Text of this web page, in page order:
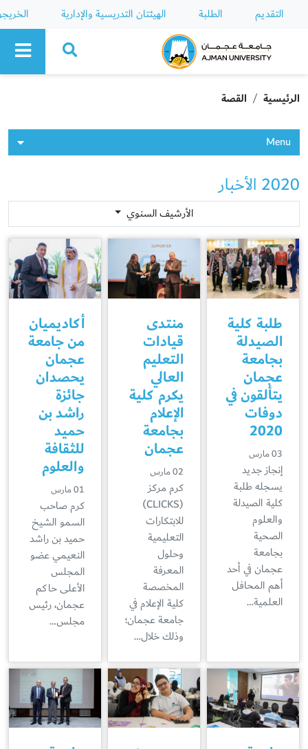
التقديم الطلبة الهيئتان التدريسية والإدارية
Ajman University
الرئيسية القصة
Menu
2020 الأخبار
الأرشيف السنوي
طلبة كلية
الصيدلة
بجامعة
عجمان
يتألقون في
دوفات
2020
03 مارس
إنجاز جديد
يسجله طلبة
كلية الصيدلة
والعلوم
الصحية
بجامعة
عجمان في أحد
أهم المحافل
العلمية…
منتدى
قيادات
التعليم
العالي
يكرم كلية
الإعلام
بجامعة
عجمان
02 مارس
كرم مركز
(CLICKS)
للابتكارات
التعليمية
وحلول
المعرفة
المخصصة
كلية الإعلام في
جامعة عجمان؛
وذلك خلال…
أكاديميان
من جامعة
عجمان
يحصدان
جائزة
راشد بن
حميد
للثقافة
والعلوم
01 مارس
كرم صاحب
السمو الشيخ
حميد بن راشد
النعيمي عضو
المجلس
الأعلى حاكم
عجمان، رئيس
مجلس…